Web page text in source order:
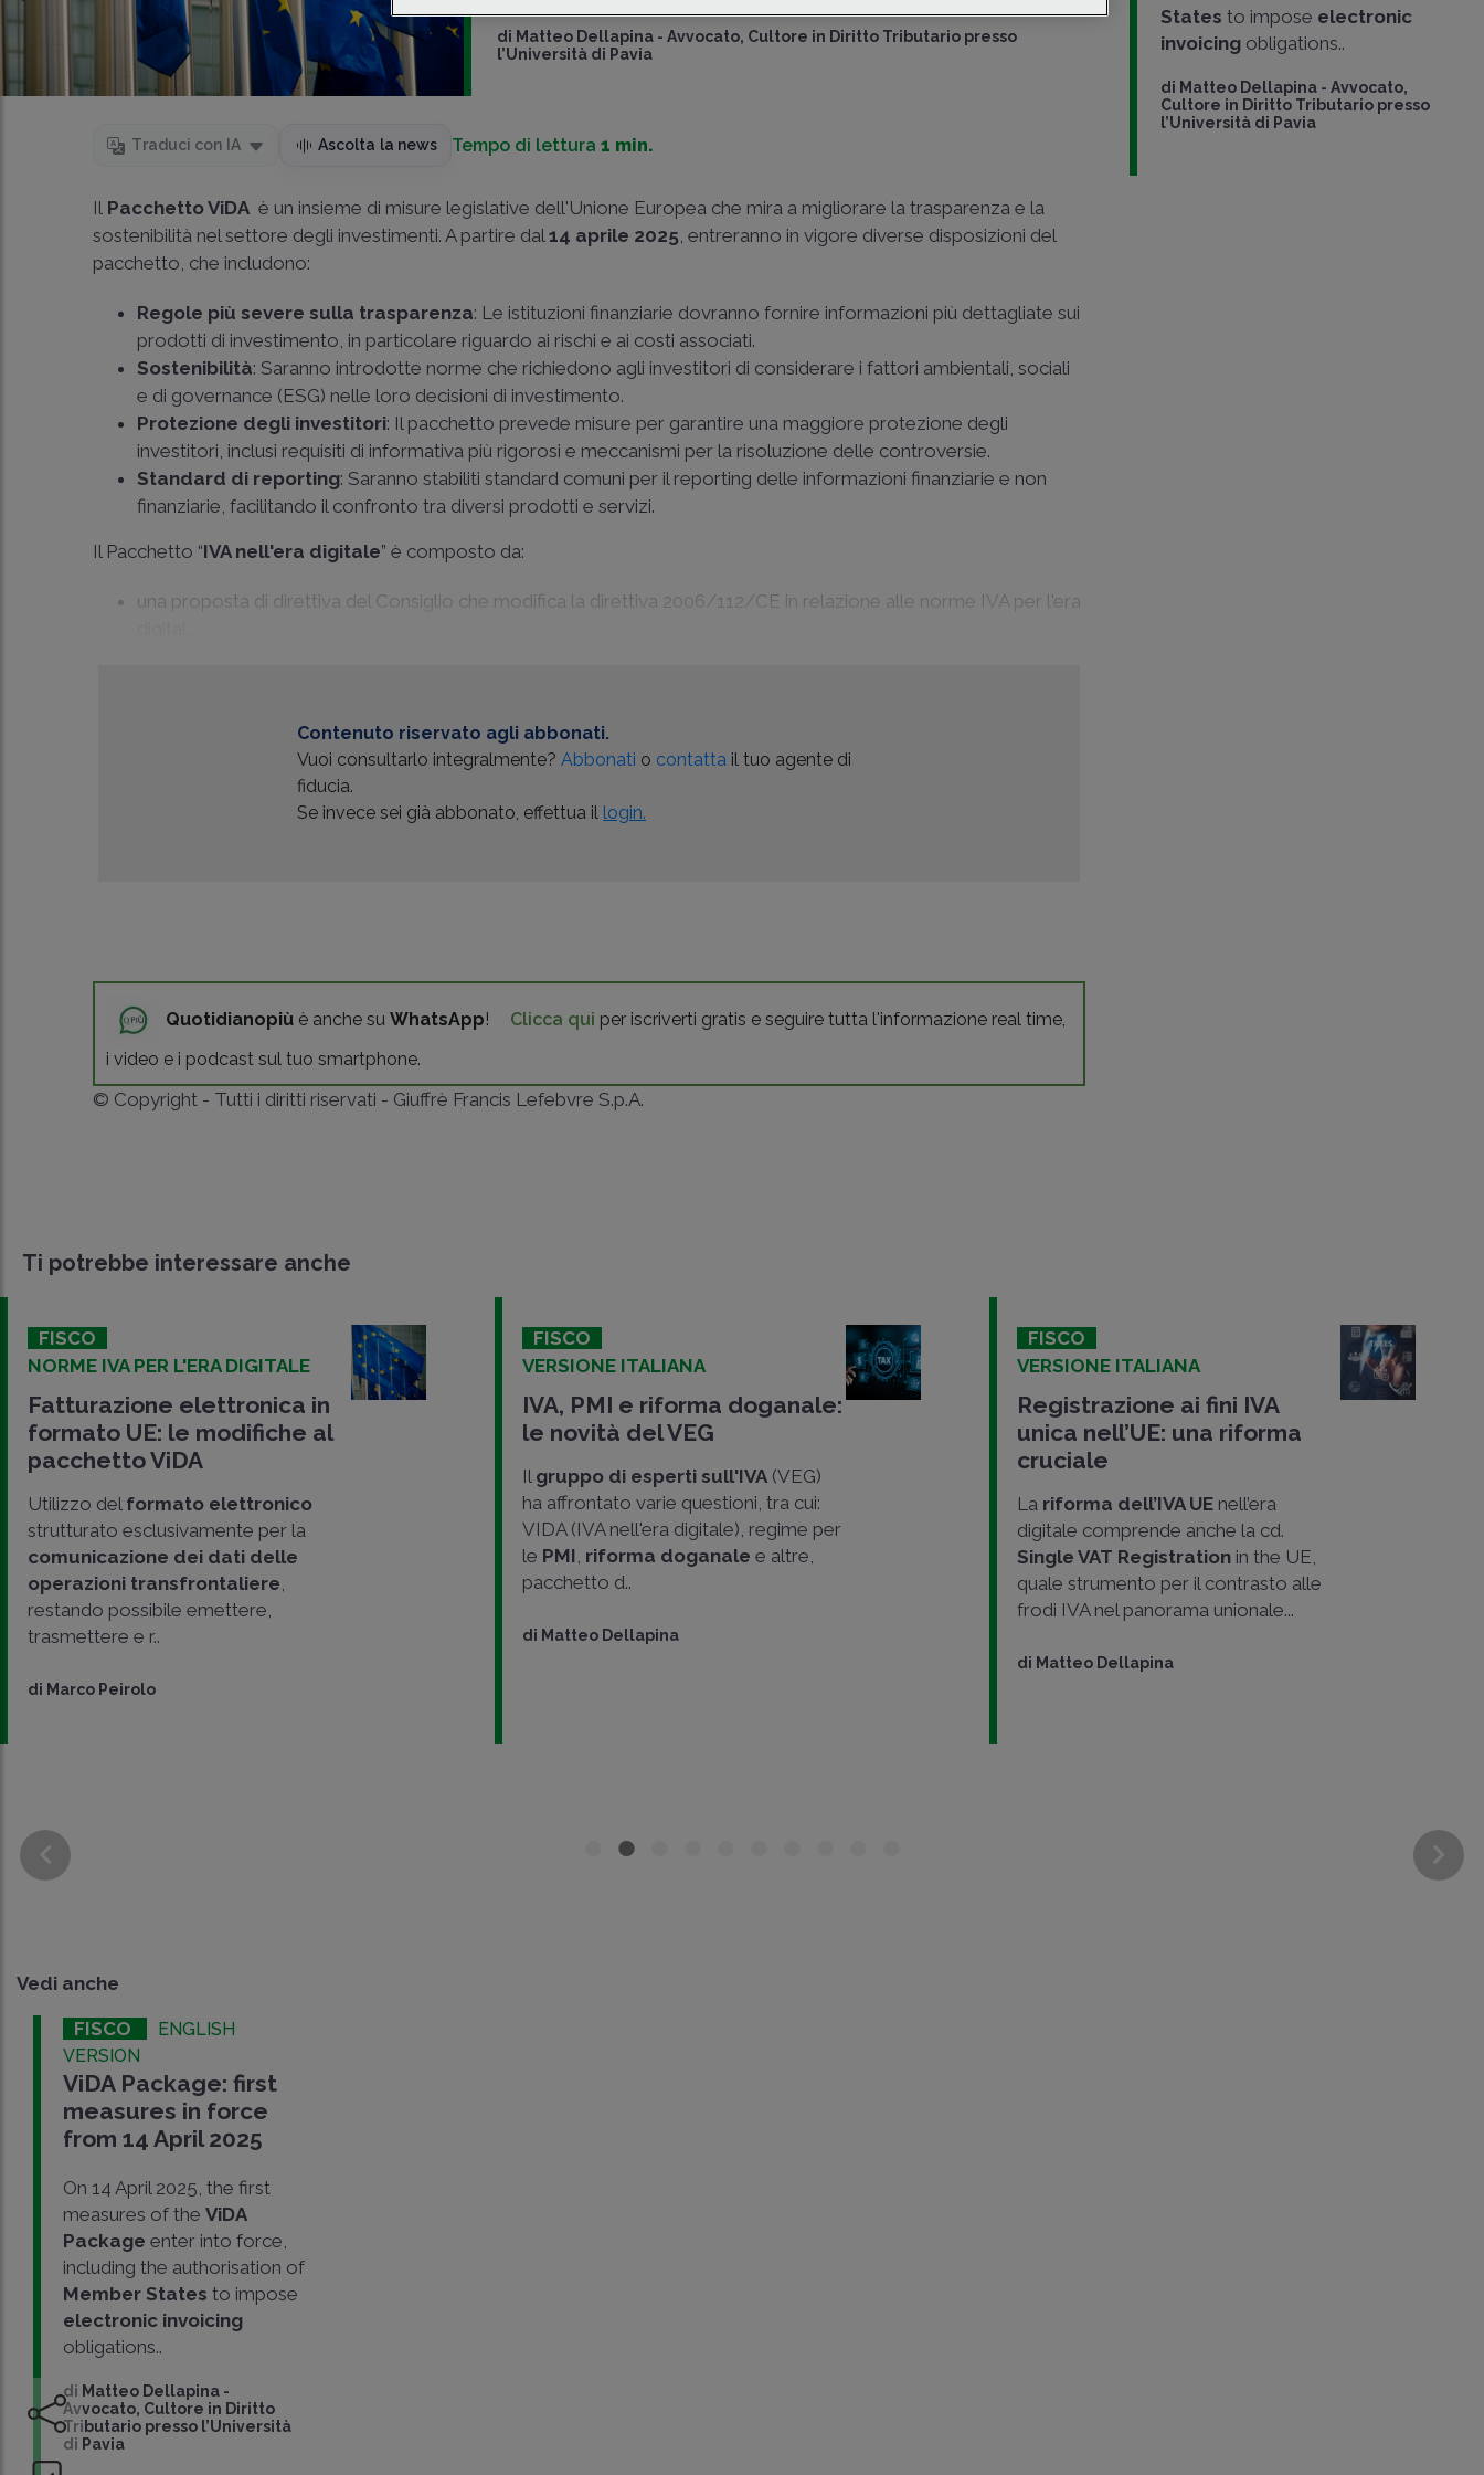
di Matteo Dellapina -Avvocato, Cultore in Diritto Tributario presso
l’Università di Pavia
Traduci con IA Ascolta la news Tempo di lettura1 min.
Il Pacchetto ViDA è un insieme di misure legislative dell'Unione Europea che mira a migliorare la trasparenza e la
sostenibilità nel settore degli investimenti. A partire dal14 aprile 2025, entreranno in vigore diverse disposizioni del
pacchetto, che includono:
Regole più severe sulla trasparenza: Le istituzioni finanziarie dovranno fornire informazioni più dettagliate sui
prodotti di investimento, in particolare riguardo ai rischi e ai costi associati.
Sostenibilità: Saranno introdotte norme che richiedono agli investitori di considerare i fattori ambientali, sociali
e di governance (ESG) nelle loro decisioni di investimento.
Protezione degli investitori: Il pacchetto prevede misure per garantire una maggiore protezione degli
investitori, inclusi requisiti di informativa più rigorosi e meccanismi per la risoluzione delle controversie.
Standard di reporting: Saranno stabiliti standard comuni per il reporting delle informazioni finanziarie e non
finanziarie, facilitando il confronto tra diversi prodotti e servizi.
Il Pacchetto “IVA nell'era digitale” è composto da:
una proposta di direttiva del Consiglio che modifica la direttiva 2006/112/CE in relazione alle norme IVA per l'era
Contenuto riservato agli abbonati.
Vuoi consultarlo integralmente?Abbonati o contatta il tuo agente di
fiducia.
Se invece sei già abbonato, effettua il login.
Quotidianopiù è anche suWhatsApp! Clicca qui per iscriverti gratis e seguire tutta l'informazione real time,
i video e i podcast sul tuo smartphone.
© Copyright - Tutti i diritti riservati - Giuffrè Francis Lefebvre S.p.A.
States to impose electronic
invoicingobligations..
di Matteo Dellapina - Avvocato,
Cultore in Diritto Tributario presso
l’Università di Pavia
Ti potrebbe interessare anche
FISCO
NORME IVA PER L'ERA DIGITALE
Fatturazione elettronica in
formato UE: le modifiche al
pacchetto ViDA
Utilizzo del formato elettronico
strutturato esclusivamente per la
comunicazione dei dati delle
operazioni transfrontaliere
restando possibile emettere,
trasmettere e r..
di Marco Peirolo
FISCO
VERSIONE ITALIANA
IVA, PMI e riforma doganale:
le novità del VEG
Il gruppo di esperti sull'IVA (VEG)
ha affrontato varie questioni, tra cui:
VIDA (IVA nell'era digitale), regime per
le PMI riforma doganale e altre,
pacchetto d..
di Matteo Dellapina
FISCO
VERSIONE ITALIANA
Registrazione ai fini IVA
unica nell’UE: una riforma
cruciale
La riforma dell’IVA UE nell’era
digitale comprende anche la cd.
Single VAT Registration in the UE,
quale strumento per il contrasto alle
frodi IVA nel panorama unionale...
di Matteo Dellapina
Vedi anche
FISCO
ENGLISH
VERSION
ViDA Package: first
measures in force
from 14 April 2025
On 14 April 2025, the first
measures of theViDA
Packageenter into force,
including the authorisation of
Member States to impose
electronic invoicing
obligations..
di Matteo Dellapina -
Avvocato, Cultore in Diritto
Tributario presso l’Università
di Pavia